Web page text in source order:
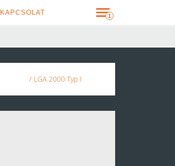
KAPCSOLAT
/ LGA 2000 Typ I